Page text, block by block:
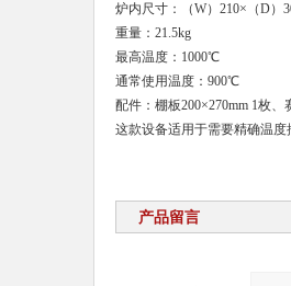
炉内尺寸：（W）210×（D）
重量：21.5kg
最高温度：1000℃
通常使用温度：900℃
配件：棚板200×270mm 1枚
这款设备适用于需要精确温
产品留言